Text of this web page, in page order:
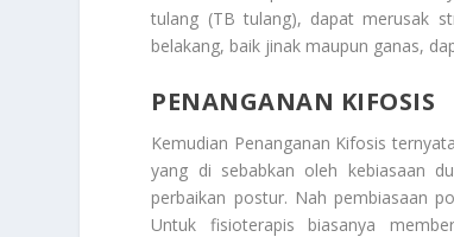
tulang (TB tulang), dapat merusak
belakang, baik jinak maupun ganas,
PENANGANAN KIFOSIS
Kemudian Penanganan Kifosis
yang di sebabkan oleh kebiasaan
perbaikan postur. Nah pembiasaan
Untuk fisioterapis biasanya